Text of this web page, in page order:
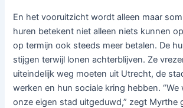
En het vooruitzicht wordt alleen maar
huren betekent niet alleen niets kunnen
op termijn ook steeds meer betalen. De
stijgen terwijl lonen achterblijven. Ze
uiteindelijk weg moeten uit Utrecht, de
werken en hun sociale kring hebben.
onze eigen stad uitgeduwd,” zegt Myrthe